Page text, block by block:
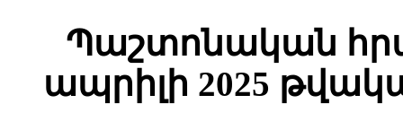
Պաշտոնական
ապրիլի 2025